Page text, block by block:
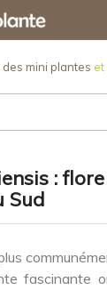
mini plantes
:
Sud
fascinante